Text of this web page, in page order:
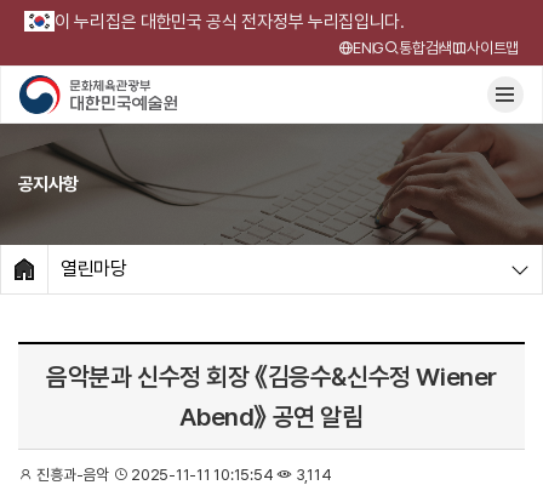
이 누리집은 대한민국 공식 전자정부 누리집입니다.
ENG 통합검색 사이트맵
공지사항
HOME
열린마당
음악분과 신수정 회장 《김응수&신수정 Wiener
Abend》 공연 알림
진흥과-음악 2025-11-11 10:15:54 3,114